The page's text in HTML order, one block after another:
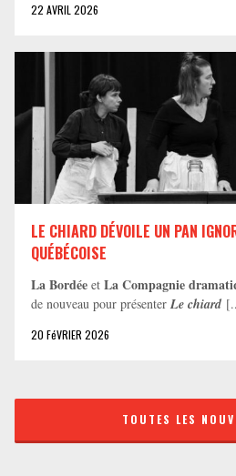
22 AVRIL 2026
LE CHIARD DÉVOILE UN PAN
QUÉBÉCOISE
La Bordée et La Compagnie
de nouveau pour présenter Le chiard
20 FéVRIER 2026
TOUTES LES